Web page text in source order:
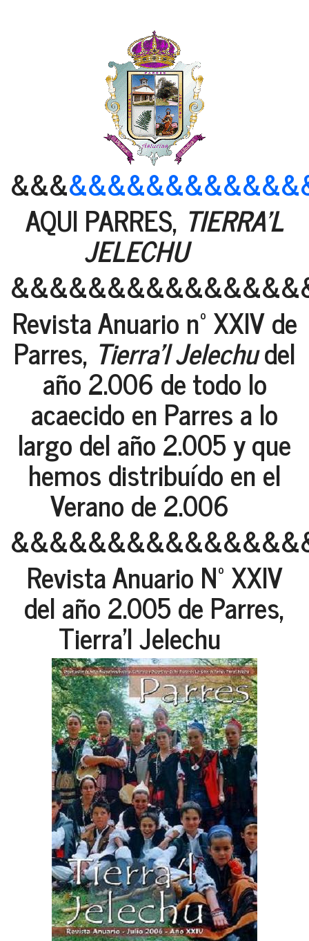
&&&
AQUI PARRES, TIERRA'L
JELECHU
Revista Anuario nº XXIV de
Parres, Tierra'l Jelechudel
año 2.006 de todo lo
acaecido en Parres a lo
largo del año 2.005 y que
hemos distribuído en el
Verano de 2.006
Revista Anuario Nº XXIV
del año 2.005 de Parres,
Tierra'l Jelechu